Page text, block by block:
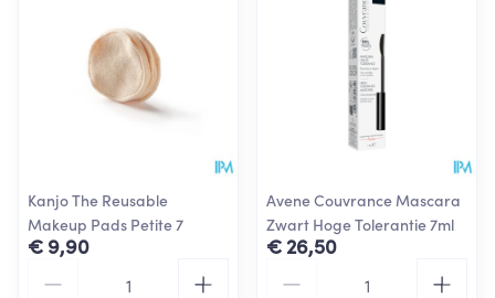
Kanjo The Reusable
Makeup Pads Petite 7
€ 9,90
Avene Couvrance Mascara
Zwart Hoge Tolerantie 7ml
€ 26,50